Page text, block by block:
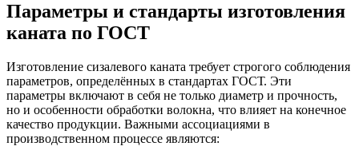
Параметры и стандарты изготовления
каната по ГОСТ
Изготовление сизалевого каната требует строгого соблюдения
параметров, определённых в стандартах ГОСТ. Эти
параметры включают в себя не только диаметр и прочность,
но и особенности обработки волокна, что влияет на конечное
качество продукции. Важными ассоциациями в
производственном процессе являются: